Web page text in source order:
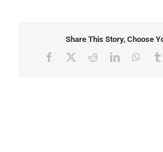
Share This Story, Choose
Facebook RedditLinkedIn